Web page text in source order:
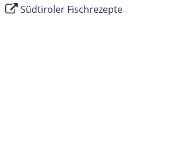
Südtiroler Fischrezepte